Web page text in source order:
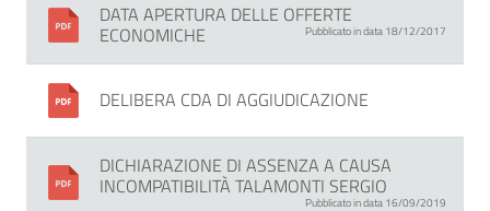
DATA APERTURA DELLE OFFERTE
ECONOMICHE Pubblicato in data 18/12/2017
DELIBERA CDA DI AGGIUDICAZIONE
DICHIARAZIONE DI ASSENZA A CAUSA
INCOMPATIBILITÀ TALAMONTI SERGIO
Pubblicato in data 16/09/2019